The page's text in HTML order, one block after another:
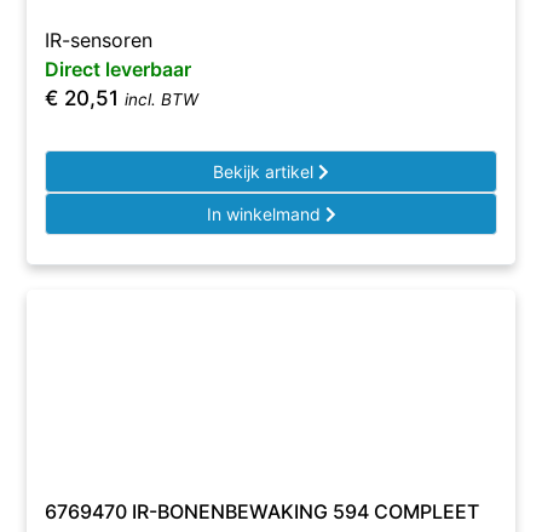
IR-sensoren
Direct leverbaar
€ 20,51 incl. BTW
Bekijk artikel
In winkelmand
6769470 IR-BONENBEWAKING 594 COMPLEET